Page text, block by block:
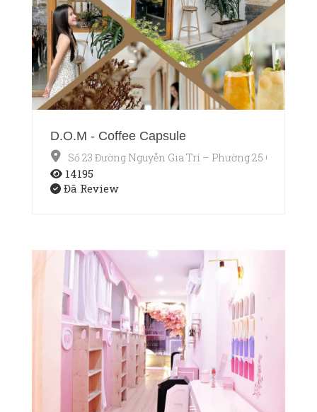
D.O.M - Coffee Capsule
Số 23 Đường Nguyễn Gia Trí – Phường 25 Quận
14195
Đã Review